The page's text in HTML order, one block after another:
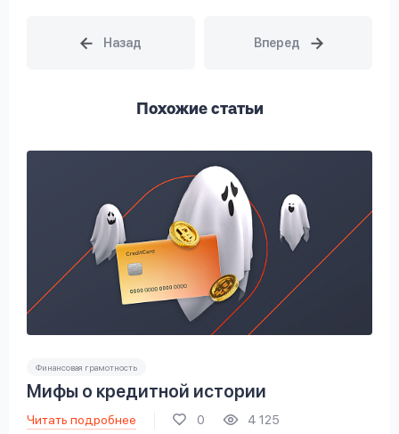
Похожие статьи
Финансовая грамотность
Мифы о кредитной истории
Читать подробнее 0 4 125